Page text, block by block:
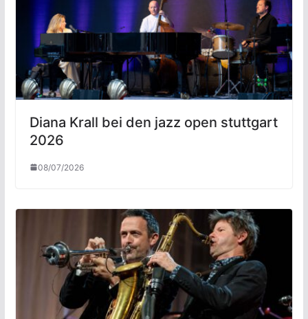
Diana Krall bei den jazz open stuttgart
2026
08/07/2026